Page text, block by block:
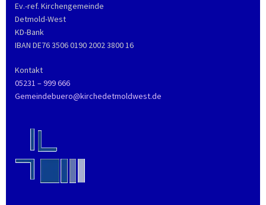
Ev.-ref. Kirchengemeinde
Detmold-West
KD-Bank
IBAN DE76 3506 0190 2002 3800 16
Kontakt
05231 – 999 666
Gemeindebuero@kirchedetmoldwest.de